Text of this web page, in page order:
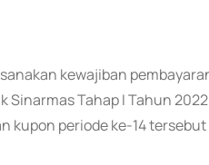
kewajiban
Tahap I Tahun
kupon periode ke-14